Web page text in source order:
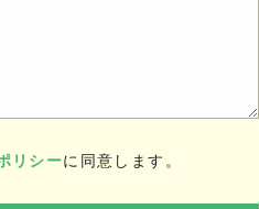
リシーに同意します。